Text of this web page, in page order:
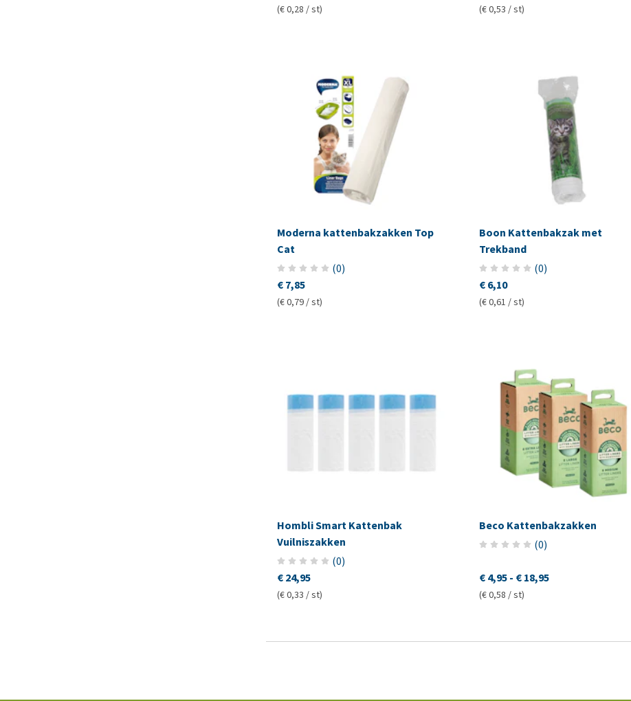
(€ 0,28 / st) (€ 0,53 / st)
Moderna kattenbakzakken Top
Cat
(0)
€ 7,85
(€ 0,79 / st)
Boon Kattenbakzak met
Trekband
(0)
€ 6,10
(€ 0,61 / st)
Hombli Smart Kattenbak
Vuilniszakken
(0)
€ 24,95
(€ 0,33 / st)
Beco Kattenbakzakken
(0)
€ 4,95 - € 18,95
(€ 0,58 / st)